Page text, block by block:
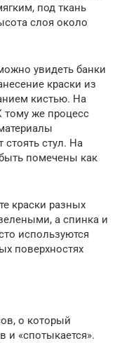
под ткань
слоя около
увидеть банки
краски из
кистью. На
тому же процесс
стоять стул. На
помечены как
краски разных
а спинка и
используются
поверхностях
о который
и «спотыкается».